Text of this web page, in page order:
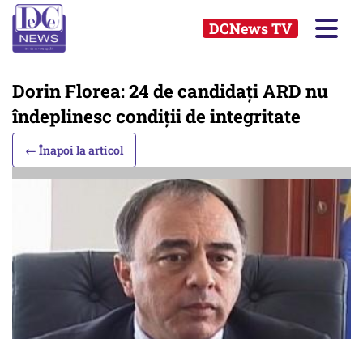
DCNews TV
Dorin Florea: 24 de candidaţi ARD nu
îndeplinesc condiţii de integritate
← Înapoi la articol